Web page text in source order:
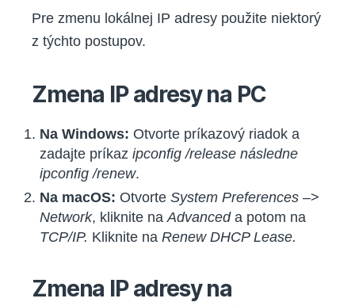
Pre zmenu lokálnej IP adresy použite niektorý
z týchto postupov.
Zmena IP adresy na PC
Na Windows: Otvorte príkazový riadok a
zadajte príkaz ipconfig /release následne
ipconfig /renew.
Na macOS: Otvorte System Preferences –>
Network, kliknite naAdvanceda potom na
TCP/IP. Kliknite na Renew DHCP Lease.
Zmena IP adresy na